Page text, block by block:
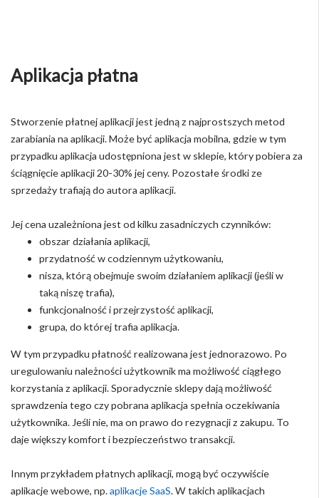
Aplikacja płatna
Stworzenie płatnej aplikacji jest jedną z najprostszych metod
zarabiania na aplikacji. Może być aplikacja mobilna, gdzie w tym
przypadku aplikacja udostępniona jest w sklepie, który pobiera za
ściągnięcie aplikacji 20-30% jej ceny. Pozostałe środki ze
sprzedaży trafiają do autora aplikacji.
Jej cena uzależniona jest od kilku zasadniczych czynników:
obszar działania aplikacji,
przydatność w codziennym użytkowaniu,
nisza, którą obejmuje swoim działaniem aplikacji (jeśli w
taką niszę trafia),
funkcjonalność i przejrzystość aplikacji,
grupa, do której trafia aplikacja.
W tym przypadku płatność realizowana jest jednorazowo. Po
uregulowaniu należności użytkownik ma możliwość ciągłego
korzystania z aplikacji. Sporadycznie sklepy dają możliwość
sprawdzenia tego czy pobrana aplikacja spełnia oczekiwania
użytkownika. Jeśli nie, ma on prawo do rezygnacji z zakupu. To
daje większy komfort i bezpieczeństwo transakcji.
Innym przykładem płatnych aplikacji, mogą być oczywiście
aplikacje webowe, np.aplikacje SaaS. W takich aplikacjach